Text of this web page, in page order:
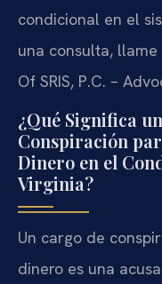
condicional en el
una consulta, llame
Of SRIS, P.C. –
¿Qué Significa
Conspiración
Dinero en el
Virginia?
Un cargo de
dinero es una